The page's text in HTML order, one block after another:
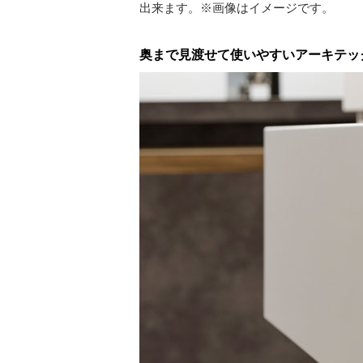
出来ます。※画像はイメージです。
奥まで見渡せて使いやすいアーキテッ